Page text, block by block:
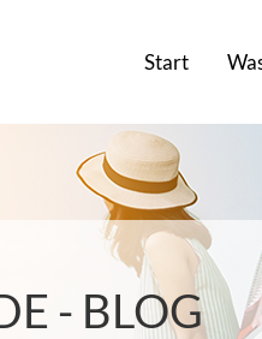
Start
- BLOG